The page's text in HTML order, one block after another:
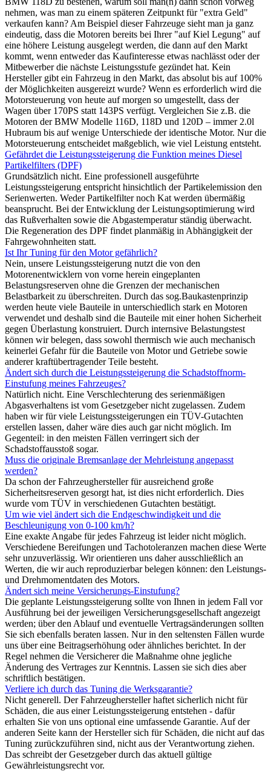
nehmen, was man zu einem späteren Zeitpunkt für "extra Geld"
verkaufen kann? Am Beispiel dieser Fahrzeuge sieht man ja ganz
eindeutig, dass die Motoren bereits bei Ihrer "auf Kiel Legung" auf
eine höhere Leistung ausgelegt werden, die dann auf den Markt
kommt, wenn entweder das Kaufinteresse etwas nachlässt oder der
Mitbewerber die nächste Leistungsstufe gezündet hat. Kein
Hersteller gibt ein Fahrzeug in den Markt, das absolut bis auf 100%
der Möglichkeiten ausgereizt wurde? Wenn es erforderlich wird die
Motorsteuerung von heute auf morgen so umgestellt, dass der
Wagen über 170PS statt 143PS verfügt. Vergleichen Sie z.B. die
Motoren der BMW Modelle 116D, 118D und 120D – immer 2.0l
Hubraum bis auf wenige Unterschiede der identische Motor. Nur die
Motorsteuerung entscheidet maßgeblich, wie viel Leistung entsteht.
Gefährdet die Leistungssteigerung die Funktion meines Diesel
Partikelfilters (DPF)
Grundsätzlich nicht. Eine professionell ausgeführte
Leistungssteigerung entspricht hinsichtlich der Partikelemission den
Serienwerten. Weder Partikelfilter noch Kat werden übermäßig
beansprucht. Bei der Entwicklung der Leistungsoptimierung wird
das Rußverhalten sowie die Abgastemperatur ständig überwacht.
Die Regeneration des DPF findet planmäßig in Abhängigkeit der
Fahrgewohnheiten statt.
Ist Ihr Tuning für den Motor gefährlich?
Nein, unsere Leistungssteigerung nutzt die von den
Motorenentwicklern von vorne herein eingeplanten
Belastungsreserven ohne die Grenzen der mechanischen
Belastbarkeit zu überschreiten. Durch das sog.Baukastenprinzip
werden heute viele Bauteile in unterschiedlich stark en Motoren
verwendet und deshalb sind die Bauteile mit einer hohen Sicherheit
gegen Überlastung konstruiert. Durch internsive Belastungstest
können wir belegen, dass sowohl thermisch wie auch mechanisch
keinerlei Gefahr für die Bauteile von Motor und Getriebe sowie
anderer kraftübertragender Teile besteht.
Ändert sich durch die Leistungssteigerung die Schadstoffnorm-
Einstufung meines Fahrzeuges?
Natürlich nicht. Eine Verschlechterung des serienmäßigen
Abgasverhaltens ist vom Gesetzgeber nicht zugelassen. Zudem
haben wir für viele Leistungssteigerungen ein TÜV-Gutachten
erstellen lassen, daher wäre dies auch gar nicht möglich. Im
Gegenteil: in den meisten Fällen verringert sich der
Schadstoffausstoß sogar.
Muss die originale Bremsanlage der Mehrleistung angepasst
werden?
Da schon der Fahrzeughersteller für ausreichend große
Sicherheitsreserven gesorgt hat, ist dies nicht erforderlich. Dies
wurde vom TÜV in verschiedenen Gutachten bestätigt.
Um wie viel ändert sich die Endgeschwindigkeit und die
Beschleunigung von 0-100 km/h?
Eine exakte Angabe für jedes Fahrzeug ist leider nicht möglich.
Verschiedene Bereifungen und Tachotoleranzen machen diese Werte
sehr unzuverlässig. Wir orientieren uns daher ausschließlich an
Werten, die wir auch reproduzierbar belegen können: den Leistungs-
und Drehmomentdaten des Motors.
Ändert sich meine Versicherungs-Einstufung?
Die geplante Leistungssteigerung sollte von Ihnen in jedem Fall vor
Ausführung bei der jeweiligen Versicherungsgesellschaft angezeigt
werden; über den Ablauf und eventuelle Vertragsänderungen sollten
Sie sich ebenfalls beraten lassen. Nur in den seltensten Fällen wurde
uns über eine Beitragserhöhung oder ähnliches berichtet. In der
Regel nehmen die Versicherer die Maßnahme ohne jegliche
Änderung des Vertrages zur Kenntnis. Lassen sie sich dies aber
schriftlich bestätigen.
Verliere ich durch das Tuning die Werksgarantie?
Nicht generell. Der Fahrzeughersteller haftet sicherlich nicht für
Schäden, die aus einer Leistungssteigerung entstehen - dafür
erhalten Sie von uns optional eine umfassende Garantie. Auf der
anderen Seite kann der Hersteller sich für Schäden, die nicht auf das
Tuning zurückzuführen sind, nicht aus der Verantwortung ziehen.
Das schreibt der Gesetzgeber durch das aktuell gültige
Gewährleistungsrecht vor.